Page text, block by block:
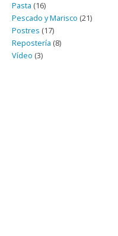
Pasta (16)
Pescado y Marisco (21)
Postres (17)
Repostería (8)
Vídeo (3)